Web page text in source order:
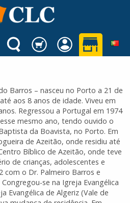
Barros – nasceu no Porto a 21 de
aos 8 anos de idade. Viveu em
Regressou a Portugal em 1974
mesmo ano, tendo ouvido o
da Boavista, no Porto. Em
de Azeitão, onde residiu até
Bíblico de Azeitão, onde teve
de crianças, adolescentes e
com o Dr. Palmeiro Barros e
se na Igreja Evangélica
Evangélica de Algeriz (Vale de